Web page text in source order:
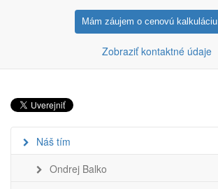
Mám záujem o cenovú kalkuláciu
Zobraziť kontaktné údaje
Náš tím
Ondrej Balko